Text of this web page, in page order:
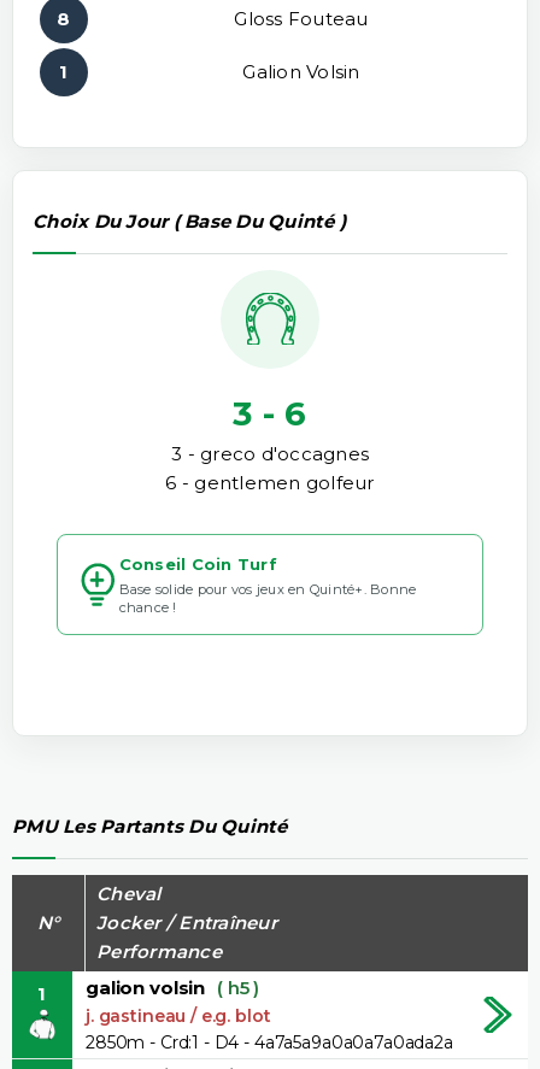
8 Gloss Fouteau
1 Galion Volsin
Choix Du Jour ( Base Du Quinté )
3 - 6
3 - greco d'occagnes
6 - gentlemen golfeur
Conseil Coin Turf
Base solide pour vos jeux en Quinté+. Bonne
chance !
PMU Les Partants Du Quinté
N°
Cheval
Jocker / Entraîneur
Performance
1
galion volsin ( h5 )
j. gastineau / e.g. blot
2850m - Crd:1 - D4 - 4a7a5a9a0a0a7a0ada2a